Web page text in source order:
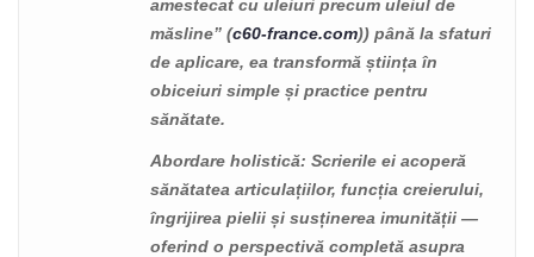
amestecat cu uleiuri precum uleiul de
măsline” (c60-france.com)) până la sfaturi
de aplicare, ea transformă știința în
obiceiuri simple și practice pentru
sănătate.
Abordare holistică: Scrierile ei acoperă
sănătatea articulațiilor, funcția creierului,
îngrijirea pielii și susținerea imunității —
oferind o perspectivă completă asupra